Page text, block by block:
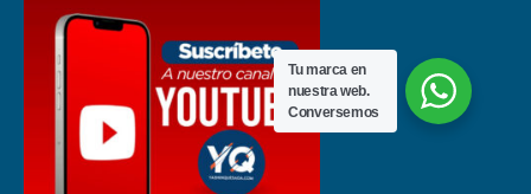
Tu marca en
nuestra web.
Conversemos